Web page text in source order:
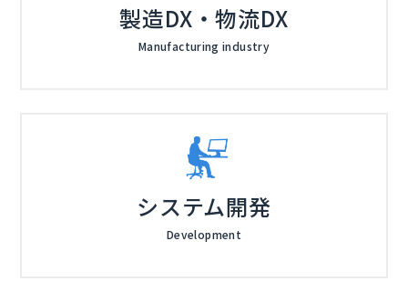
製造DX・物流DX
Manufacturing industry
システム開発
Development